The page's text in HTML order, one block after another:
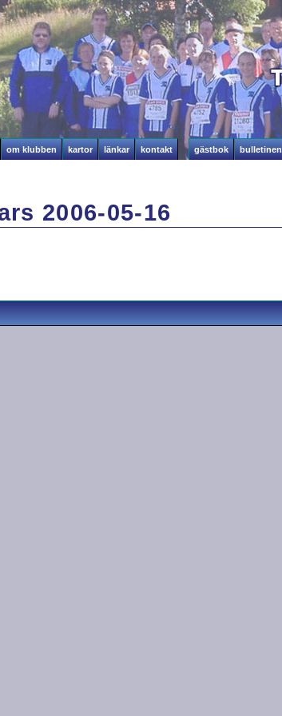
om klubben kartor länkar kontakt gästbok bulletinen
2006-05-16